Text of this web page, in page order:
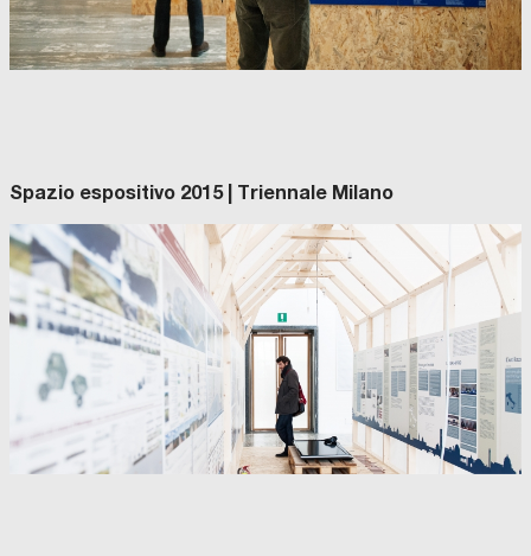
Spazio espositivo 2015 | Triennale Milano